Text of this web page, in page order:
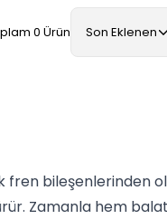
0 Ürün Son Eklenen
fren bileşenlerinden
Zamanla hem